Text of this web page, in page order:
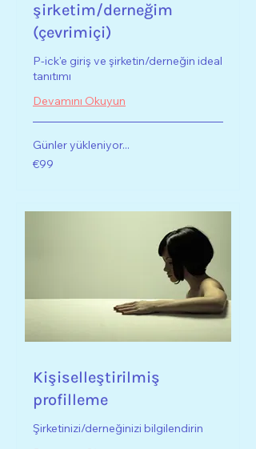
şirketim/derneğim
(çevrimiçi)
P-ick'e giriş ve şirketin/derneğin ideal
tanıtımı
Devamını Okuyun
Günler yükleniyor...
€99
Euro
€99
Kişiselleştirilmiş
profilleme
Şirketinizi/derneğinizi bilgilendirin